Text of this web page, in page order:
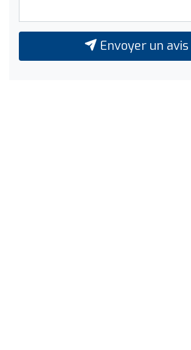
Envoyer un avis